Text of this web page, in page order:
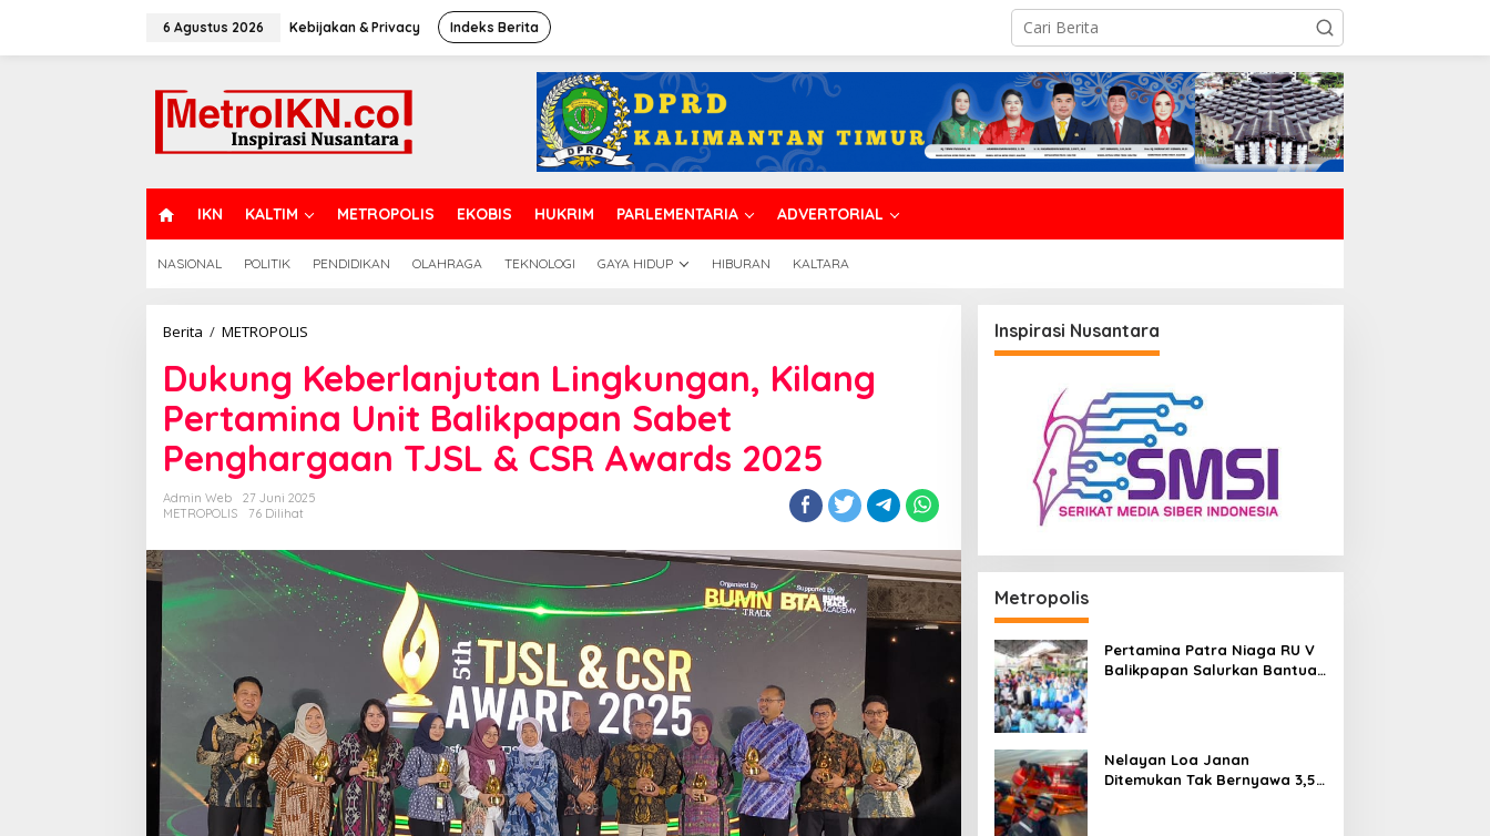
6 Agustus 2026 Kebijakan & Privacy Indeks Berita
O
M
IKN KALTIM METROPOLIS EKOBIS HUKRIM PARLEMENTARIA ADVERTORIAL
NASIONAL POLITIK PENDIDIKAN OLAHRAGA TEKNOLOGI GAYA HIDUP HIBURAN KALTARA
Berita / METROPOLIS
Lingkungan,
Kilang
Pertamina
Unit
Balikpapan
Sabet
Penghargaan
CSR
Awards
2025
Dukung Keberlanjutan Lingkungan, Kilang
Pertamina Unit Balikpapan Sabet
Penghargaan TJSL & CSR Awards 2025
Admin Web
27 Juni 2025
METROPOLIS
76 Dilihat
Inspirasi Nusantara
Metropolis
Pertamina Patra Niaga RU V
Balikpapan Salurkan Bantuan
Nelayan Loa Janan
Ditemukan Tak Bernyawa 3,5